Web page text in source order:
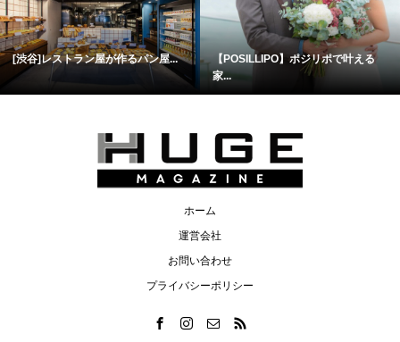
[渋谷]レストラン屋が作るパン屋...
【POSILLIPO】ポジリポで叶える
家...
ホーム
運営会社
お問い合わせ
プライバシーポリシー